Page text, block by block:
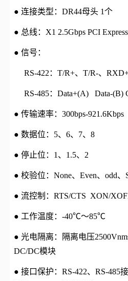
● 连接类型：DR44母头 1个
● 总线：X1 2.5Gbps PCI Express
● 信号：
RS-422：T/R+、T/R-、
RS-485：Data+(A) Data-(B)
● 传输速率：300bps-921.6Kbps
● 数据位：5、6、7、8
● 停止位：1、1.5、2
● 校验位：None、Even、odd、
● 流控制：RTS/CTS XON/
● 工作温度：-40℃～85℃
● 光电隔离：隔离电压
DC/DC模块
● 接口保护：RS-422、RS-485